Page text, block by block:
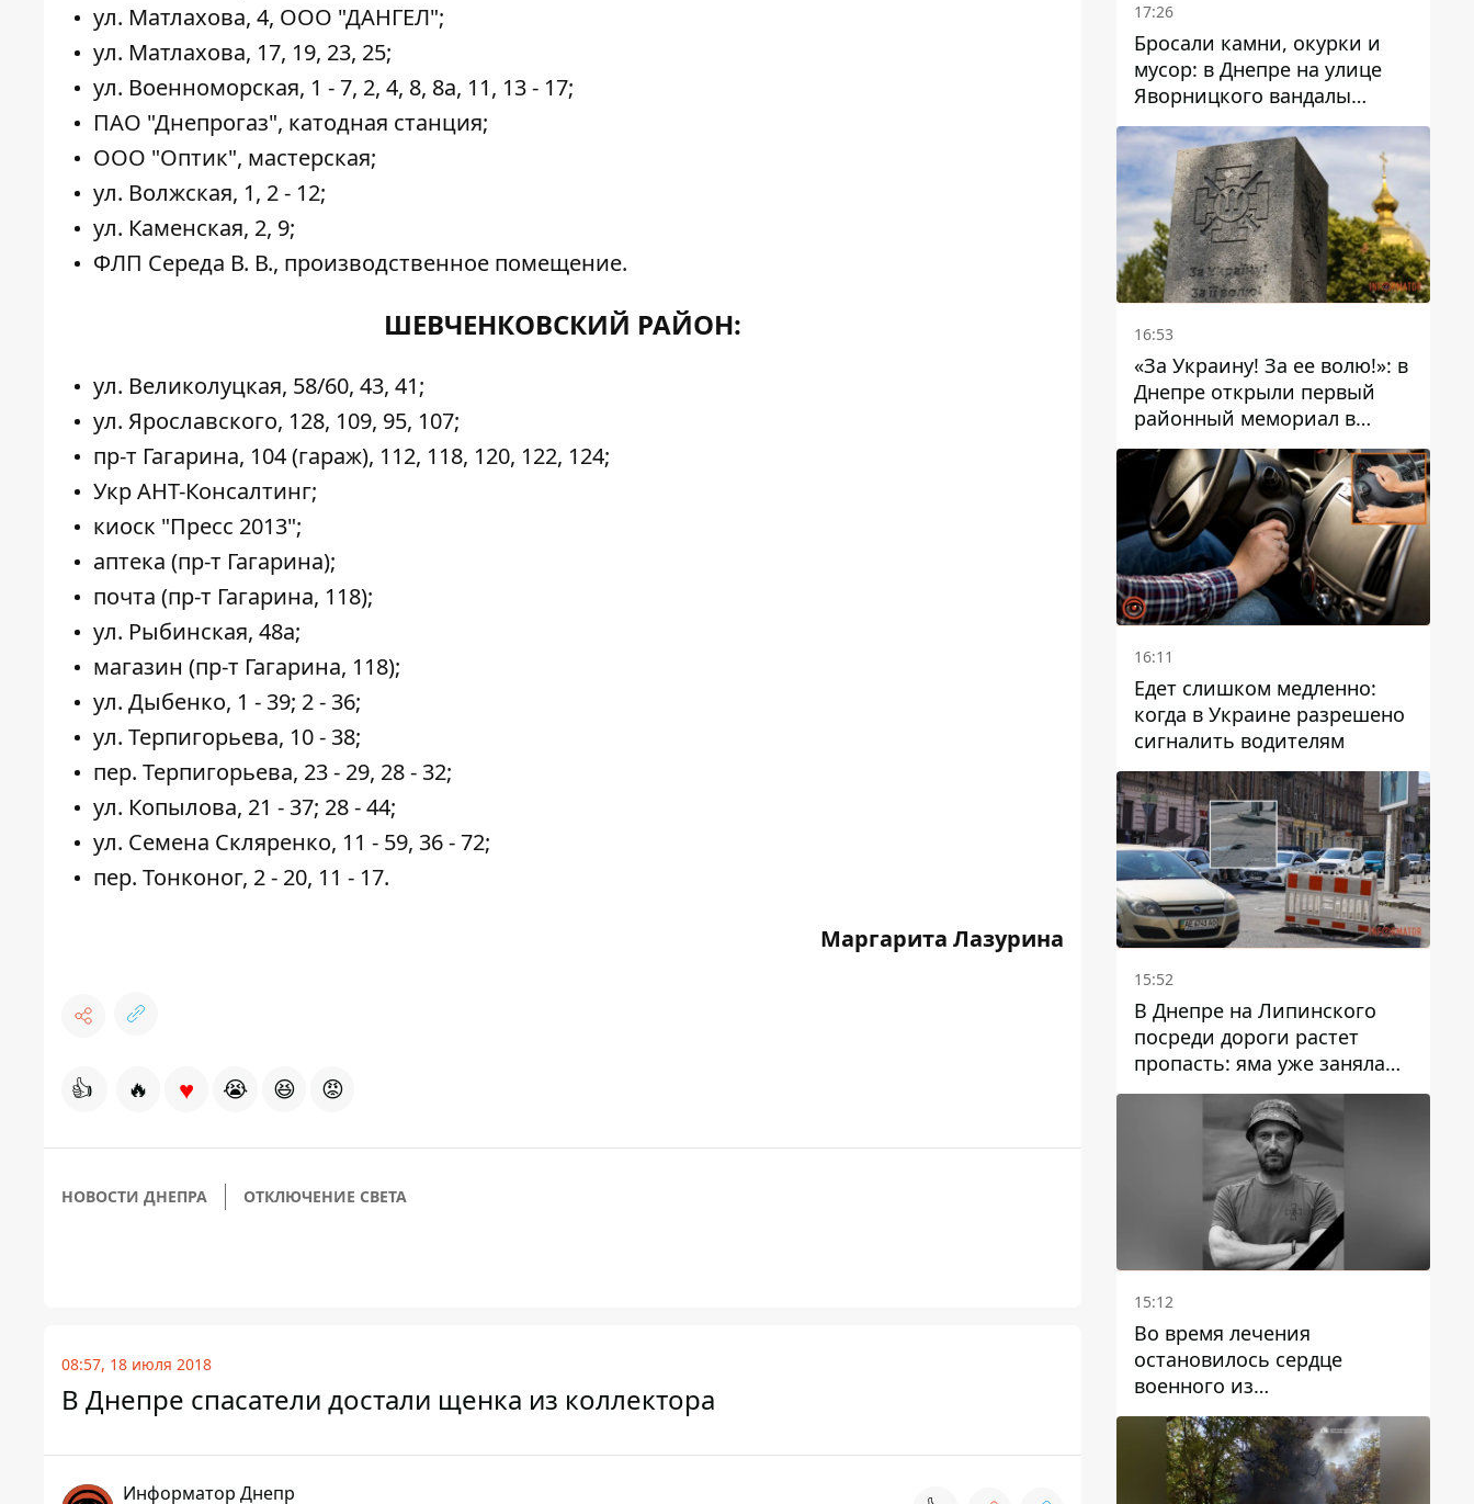
ул. Матлахова, 4, ООО "ДАНГЕЛ";
ул. Матлахова, 17, 19, 23, 25;
ул. Военноморская, 1 - 7, 2, 4, 8, 8а, 11, 13 - 17;
ПАО "Днепрогаз", катодная станция;
ООО "Оптик", мастерская;
ул. Волжская, 1, 2 - 12;
ул. Каменская, 2, 9;
ФЛП Середа В. В., производственное помещение.
ШЕВЧЕНКОВСКИЙ РАЙОН:
ул. Великолуцкая, 58/60, 43, 41;
ул. Ярославского, 128, 109, 95, 107;
пр-т Гагарина, 104 (гараж), 112, 118, 120, 122, 124;
Укр АНТ-Консалтинг;
киоск "Пресс 2013";
аптека (пр-т Гагарина);
почта (пр-т Гагарина, 118);
ул. Рыбинская, 48а;
магазин (пр-т Гагарина, 118);
ул. Дыбенко, 1 - 39; 2 - 36;
ул. Терпигорьева, 10 - 38;
пер. Терпигорьева, 23 - 29, 28 - 32;
ул. Копылова, 21 - 37; 28 - 44;
ул. Семена Скляренко, 11 - 59, 36 - 72;
пер. Тонконог, 2 - 20, 11 - 17.
Маргарита Лазурина
👍 🔥 ♥ 😭 😆 😡
НОВОСТИ ДНЕПРА ОТКЛЮЧЕНИЕ СВЕТА
08:57, 18 июля 2018
В Днепре спасатели достали щенка из коллектора
Информатор Днепр
17:26
Бросали камни, окурки и
мусор: в Днепре на улице
Яворницкого вандалы
повредили питьевые
фонтаны
16:53
«За Украину! За ее волю!»: в
Днепре открыли первый
районный мемориал в
честь погибших
Защитников
16:11
Едет слишком медленно:
когда в Украине разрешено
сигналить водителям
15:52
В Днепре на Липинского
посреди дороги растет
пропасть: яма уже заняла
полосу движения
15:12
Во время лечения
остановилось сердце
военного из
Днепропетровской области
Ростислава Лупашко